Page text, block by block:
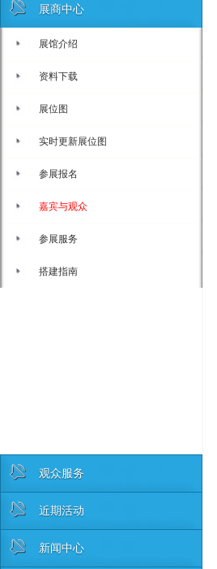
展商中心
展馆介绍
资料下载
展位图
实时更新展位图
参展报名
嘉宾与观众
参展服务
搭建指南
观众服务
近期活动
新闻中心